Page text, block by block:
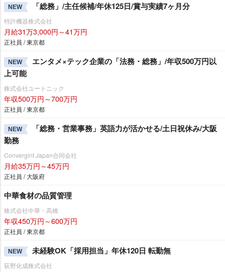
NEW 「総務」/主任候補/年休125日/賞与実績7ヶ月分
特許機器株式会社
月給31万3,000円～41万円
正社員 / 東京都
NEW
エンタメ×テック企業の「法務・総務」/年収500万円以
上可能
株式会社ユートニック
年収500万円～700万円
正社員 / 東京都
NEW
「総務・営業事務」英語力が活かせる/土日祝休み/大阪
勤務
Convergint Japan合同会社
月給35万円～45万円
正社員 / 大阪府
中華食材の品質管理
株式会社中華・高橋
年収450万円～600万円
正社員 / 東京都
NEW 未経験OK「採用担当」年休120日 転勤無
荻野化成株式会社